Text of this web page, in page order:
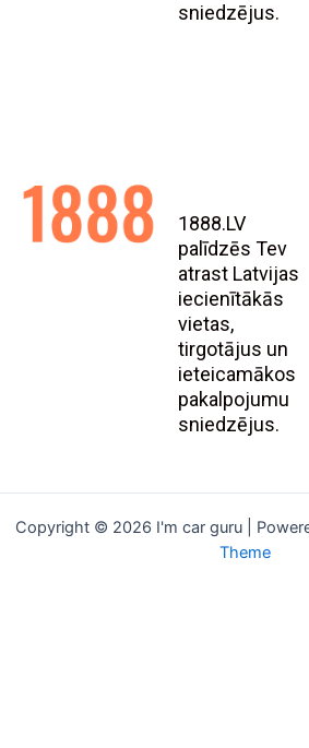
sniedzējus.
1888.LV
palīdzēs Tev
atrast Latvijas
iecienītākās
vietas,
tirgotājus un
ieteicamākos
pakalpojumu
sniedzējus.
Copyright © 2026 I'm car guru |
Theme